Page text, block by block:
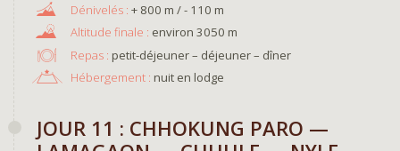
+ 800 m / - 110 m
environ 3050 m
Repas : petit-déjeuner – déjeuner – dîner
Hébergement : nuit en lodge
JOUR 11 : CHHOKUNG PARO —